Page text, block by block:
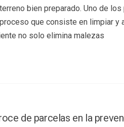
bien preparado. Uno de
que consiste en limpiar
no solo elimina malezas
de parcelas en la